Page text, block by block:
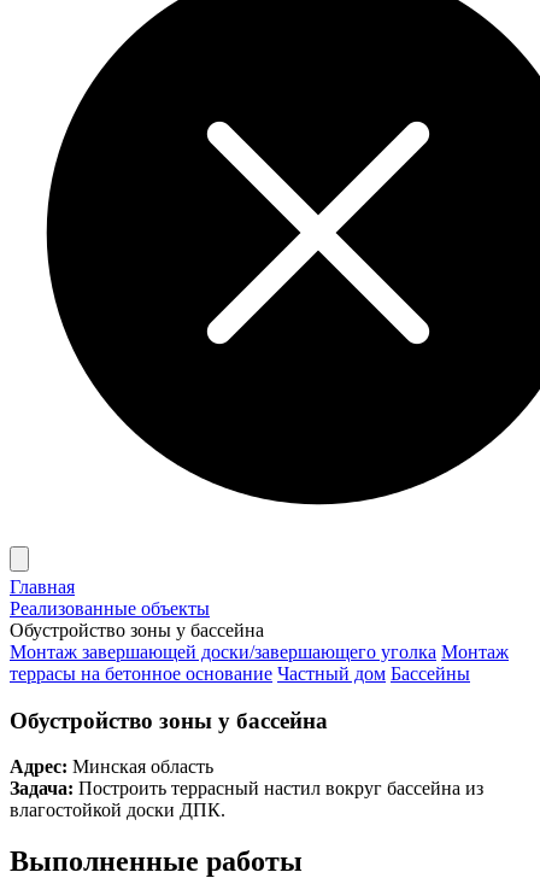
Главная
Реализованные объекты
Обустройство зоны у бассейна
Монтаж завершающей доски/завершающего уголка Монтаж
террасы на бетонное основание Частный дом Бассейны
Обустройство зоны у бассейна
Адрес: Минская область
Задача: Построить террасный настил вокруг бассейна из
влагостойкой доски ДПК.
Выполненные работы